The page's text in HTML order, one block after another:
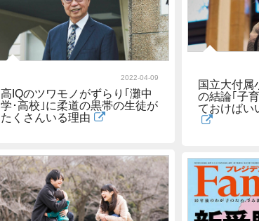
国立大付属
の結論｢子
ておけばい
2022-04-09
高IQのツワモノがずらり｢灘中
学･高校｣に柔道の黒帯の生徒が
たくさんいる理由